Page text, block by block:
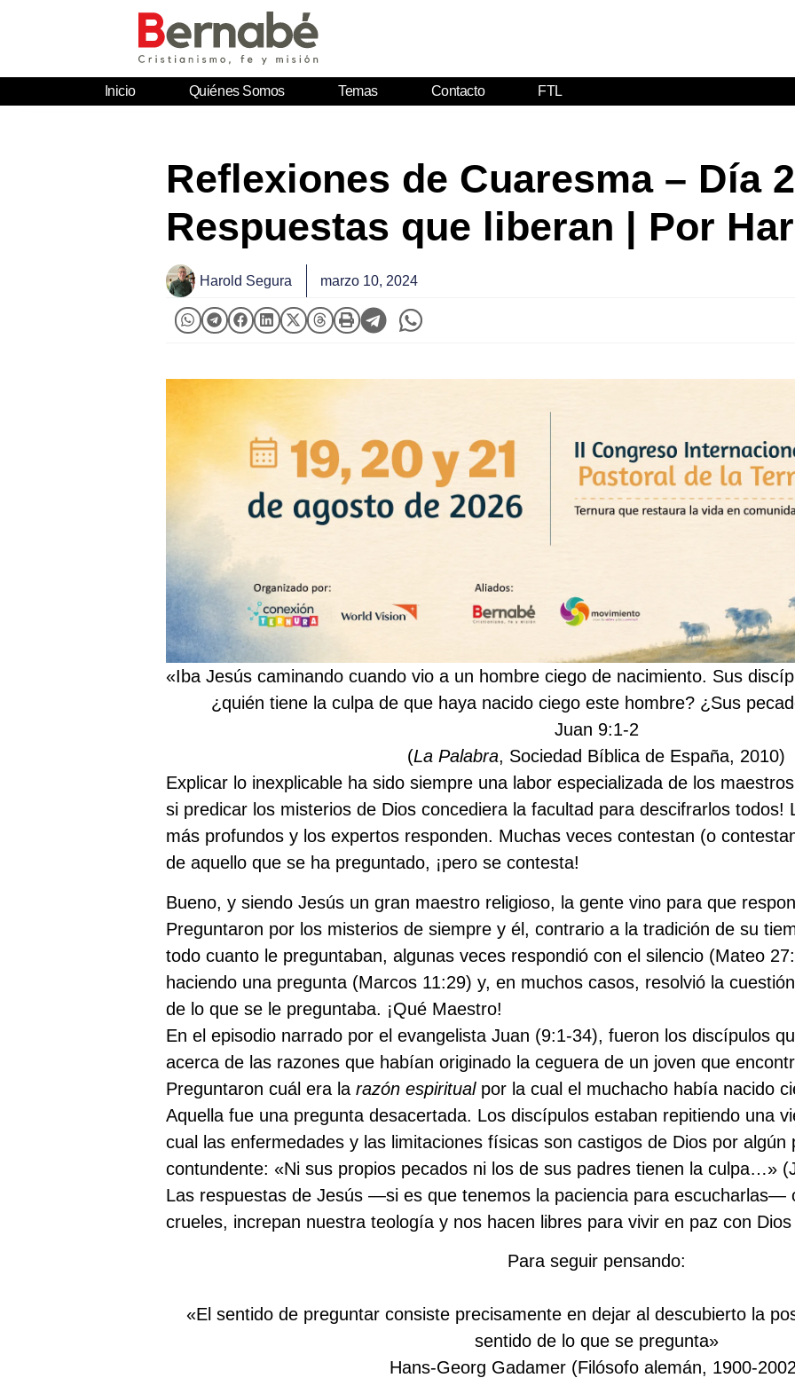
Inicio Quiénes Somos Temas Contacto FTL
Reflexiones de Cuaresma – Día
Respuestas que liberan | Por
Harold Segura marzo 10, 2024
«Iba Jesús caminando cuando vio a un hombre ciego de nacimiento. Sus
¿quién tiene la culpa de que haya nacido ciego este hombre? ¿Sus
Juan 9:1-2
(La Palabra, Sociedad Bíblica de España, 2010)
Explicar lo inexplicable ha sido siempre una labor especializada de los
si predicar los misterios de Dios concediera la facultad para descifrarlos todos!
más profundos y los expertos responden. Muchas veces contestan (o
de aquello que se ha preguntado, ¡pero se contesta!
Bueno, y siendo Jesús un gran maestro religioso, la gente vino para que
Preguntaron por los misterios de siempre y él, contrario a la tradición de su
todo cuanto le preguntaban, algunas veces respondió con el silencio (Mateo
haciendo una pregunta (Marcos 11:29) y, en muchos casos, resolvió la
de lo que se le preguntaba. ¡Qué Maestro!
En el episodio narrado por el evangelista Juan (9:1-34), fueron los discípulos
acerca de las razones que habían originado la ceguera de un joven que
Preguntaron cuál era la razón espiritualpor la cual el muchacho había nacido
Aquella fue una pregunta desacertada. Los discípulos estaban repitiendo una
cual las enfermedades y las limitaciones físicas son castigos de Dios por
contundente: «Ni sus propios pecados ni los de sus padres tienen la culpa…»
Las respuestas de Jesús —si es que tenemos la paciencia para escucharlas—
crueles, increpan nuestra teología y nos hacen libres para vivir en paz con
Para seguir pensando:
«El sentido de preguntar consiste precisamente en dejar al descubierto la
sentido de lo que se pregunta»
Hans-Georg Gadamer (Filósofo alemán, 1900-